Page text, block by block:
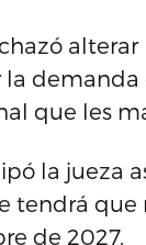
que les
la jueza
tendrá
de 2027.